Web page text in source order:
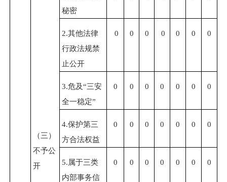
（三）
不予公
开
秘密
2.其他法律
行政法规禁
止公开
0 0 0 0 0 0 0
3.危及“三安
全一稳定”
0 0 0 0 0 0 0
4.保护第三
方合法权益
0 0 0 0 0 0 0
5.属于三类
内部事务信
0 0 0 0 0 0 0